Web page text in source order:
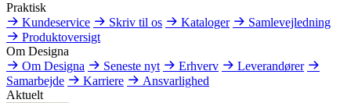
Praktisk
Kundeservice
Skriv til os Kataloger
Samlevejledning
Produktoversigt
Om Designa
Om Designa
Seneste nyt Erhverv
Leverandører
Samarbejde
Karriere
Ansvarlighed
Aktuelt